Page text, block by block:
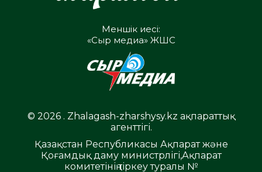
Меншік иесі:
«Сыр медиа» ЖШС
© 2026 . Zhalagash-zharshysy.kz ақпараттық
агенттігі.
Қазақстан Республикасы Ақпарат және
Қоғамдық даму министрлігі,Ақпарат
комитетінің тіркеу туралы №